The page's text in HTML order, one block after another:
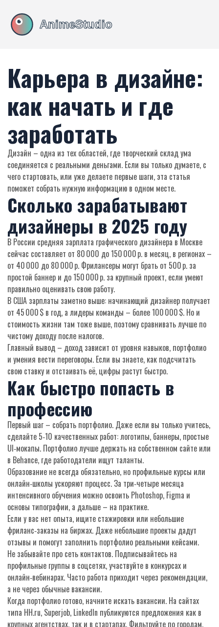
Карьера в дизайне:
как начать и где
заработать
Дизайн – одна из тех областей, где творческий склад ума
соединяется с реальными деньгами. Если вы только думаете, с
чего стартовать, или уже делаете первые шаги, эта статья
поможет собрать нужную информацию в одном месте.
Сколько зарабатывают
дизайнеры в 2025 году
В России средняя зарплата графического дизайнера в Москве
сейчас составляет от 80 000 до 150 000 р. в месяц, в регионах –
от 40 000 до 80 000 р. Фрилансеры могут брать от 500 р. за
простой баннер и до 150 000 р. за крупный проект, если умеют
правильно оценивать свою работу.
В США зарплаты заметно выше: начинающий дизайнер получает
от 45 000 $ в год, а лидеры команды – более 100 000 $. Но и
стоимость жизни там тоже выше, поэтому сравнивать лучше по
чистому доходу после налогов.
Главный вывод – доход зависит от уровня навыков, портфолио
и умения вести переговоры. Если вы знаете, как подсчитать
свою ставку и отстаивать её, цифры растут быстро.
Как быстро попасть в
профессию
Первый шаг – собрать портфолио. Даже если вы только учитесь,
сделайте 5‑10 качественных работ: логотипы, баннеры, простые
UI‑мокапы. Портфолио лучше держать на собственном сайте или
в Behance, где работодатели ищут таланты.
Образование не всегда обязательно, но профильные курсы или
онлайн‑школы ускоряют процесс. За три‑четыре месяца
интенсивного обучения можно освоить Photoshop, Figma и
основы типографии, а дальше – на практике.
Если у вас нет опыта, ищите стажировки или небольшие
фриланс‑заказы на биржах. Даже небольшие проекты дадут
отзывы и помогут заполнить портфолио реальными кейсами.
Не забывайте про сеть контактов. Подписывайтесь на
профильные группы в соцсетях, участвуйте в конкурсах и
онлайн‑вебинарах. Часто работа приходит через рекомендации,
а не через обычные вакансии.
Когда портфолио готово, начните искать вакансии. На сайтах
типа HH.ru, Superjob, LinkedIn публикуются предложения как в
крупных агентствах, так и в стартапах. Фильтруйте по городам,